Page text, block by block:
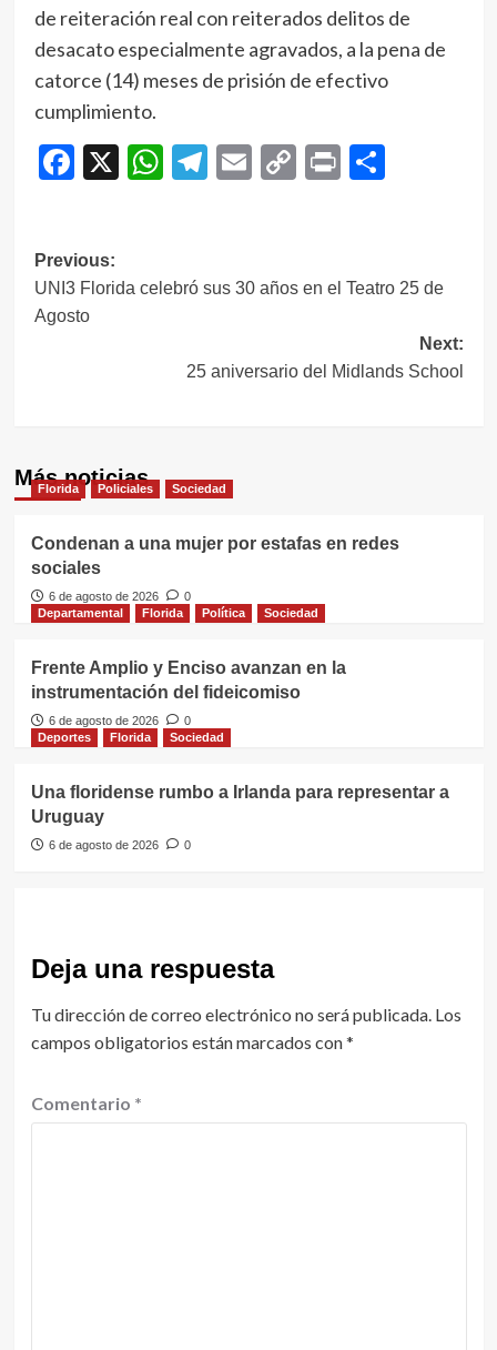
de reiteración real con reiterados delitos de
desacato especialmente agravados, a la pena de
catorce (14) meses de prisión de efectivo
cumplimiento.
Facebook
X WhatsApp
Telegram
EmailCopy
Print
Navegación
de
entradas
Previous:
UNI3 Florida celebró sus 30 años en el Teatro 25 de
Agosto
Next:
25 aniversario del Midlands School
Más noticias
Florida Policiales Sociedad
Condenan a una mujer por estafas en redes
sociales
6 de agosto de 2026
0
Departamental
Florida Política Sociedad
Frente Amplio y Enciso avanzan en la
instrumentación del fideicomiso
6 de agosto de 2026
0
Deportes
Florida Sociedad
Una floridense rumbo a Irlanda para representar a
Uruguay
6 de agosto de 2026 0
Deja una respuesta
Tu dirección de correo electrónico no será publicada. Los
campos obligatorios están marcados con*
Comentario *